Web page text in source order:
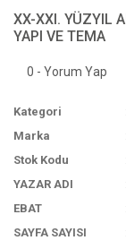
XX-XXI. YÜZYIL
YAPI VE TEMA
0 - Yorum Yap
Kategori
Marka
Stok Kodu
YAZAR ADI
EBAT
SAYFA SAYISI